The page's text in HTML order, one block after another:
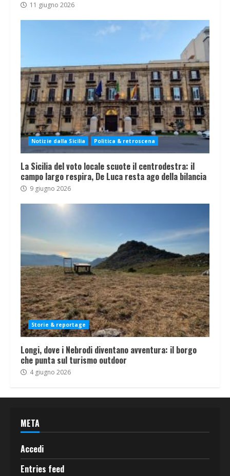
11 giugno 2026
Notizie dalla Sicilia Politica & retroscena
La Sicilia del voto locale scuote il centrodestra: il
campo largo respira, De Luca resta ago della bilancia
9 giugno 2026
Storie & reportage
Longi, dove i Nebrodi diventano avventura: il borgo
che punta sul turismo outdoor
4 giugno 2026
META
Accedi
Entries feed